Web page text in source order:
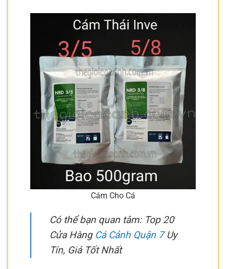
Cám Cho Cá
Có thể bạn quan tâm: Top 20
Cửa Hàng Cá Cảnh Quận 7Uy
Tín, Giá Tốt Nhất